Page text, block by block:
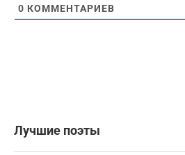
0 КОММЕНТАРИЕВ
Лучшие поэты